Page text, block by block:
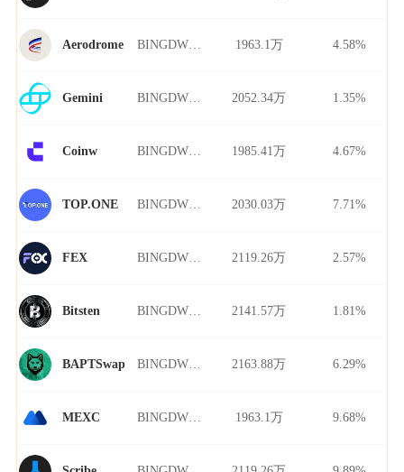
Aerodrome 1963.1万 4.58%
Gemini 2052.34万 1.35%
Coinw 1985.41万 4.67%
TOP.ONE 2030.03万 7.71%
FEX 2119.26万 2.57%
Bitsten 2141.57万 1.81%
BAPTSwap 2163.88万 6.29%
MEXC 1963.1万 9.68%